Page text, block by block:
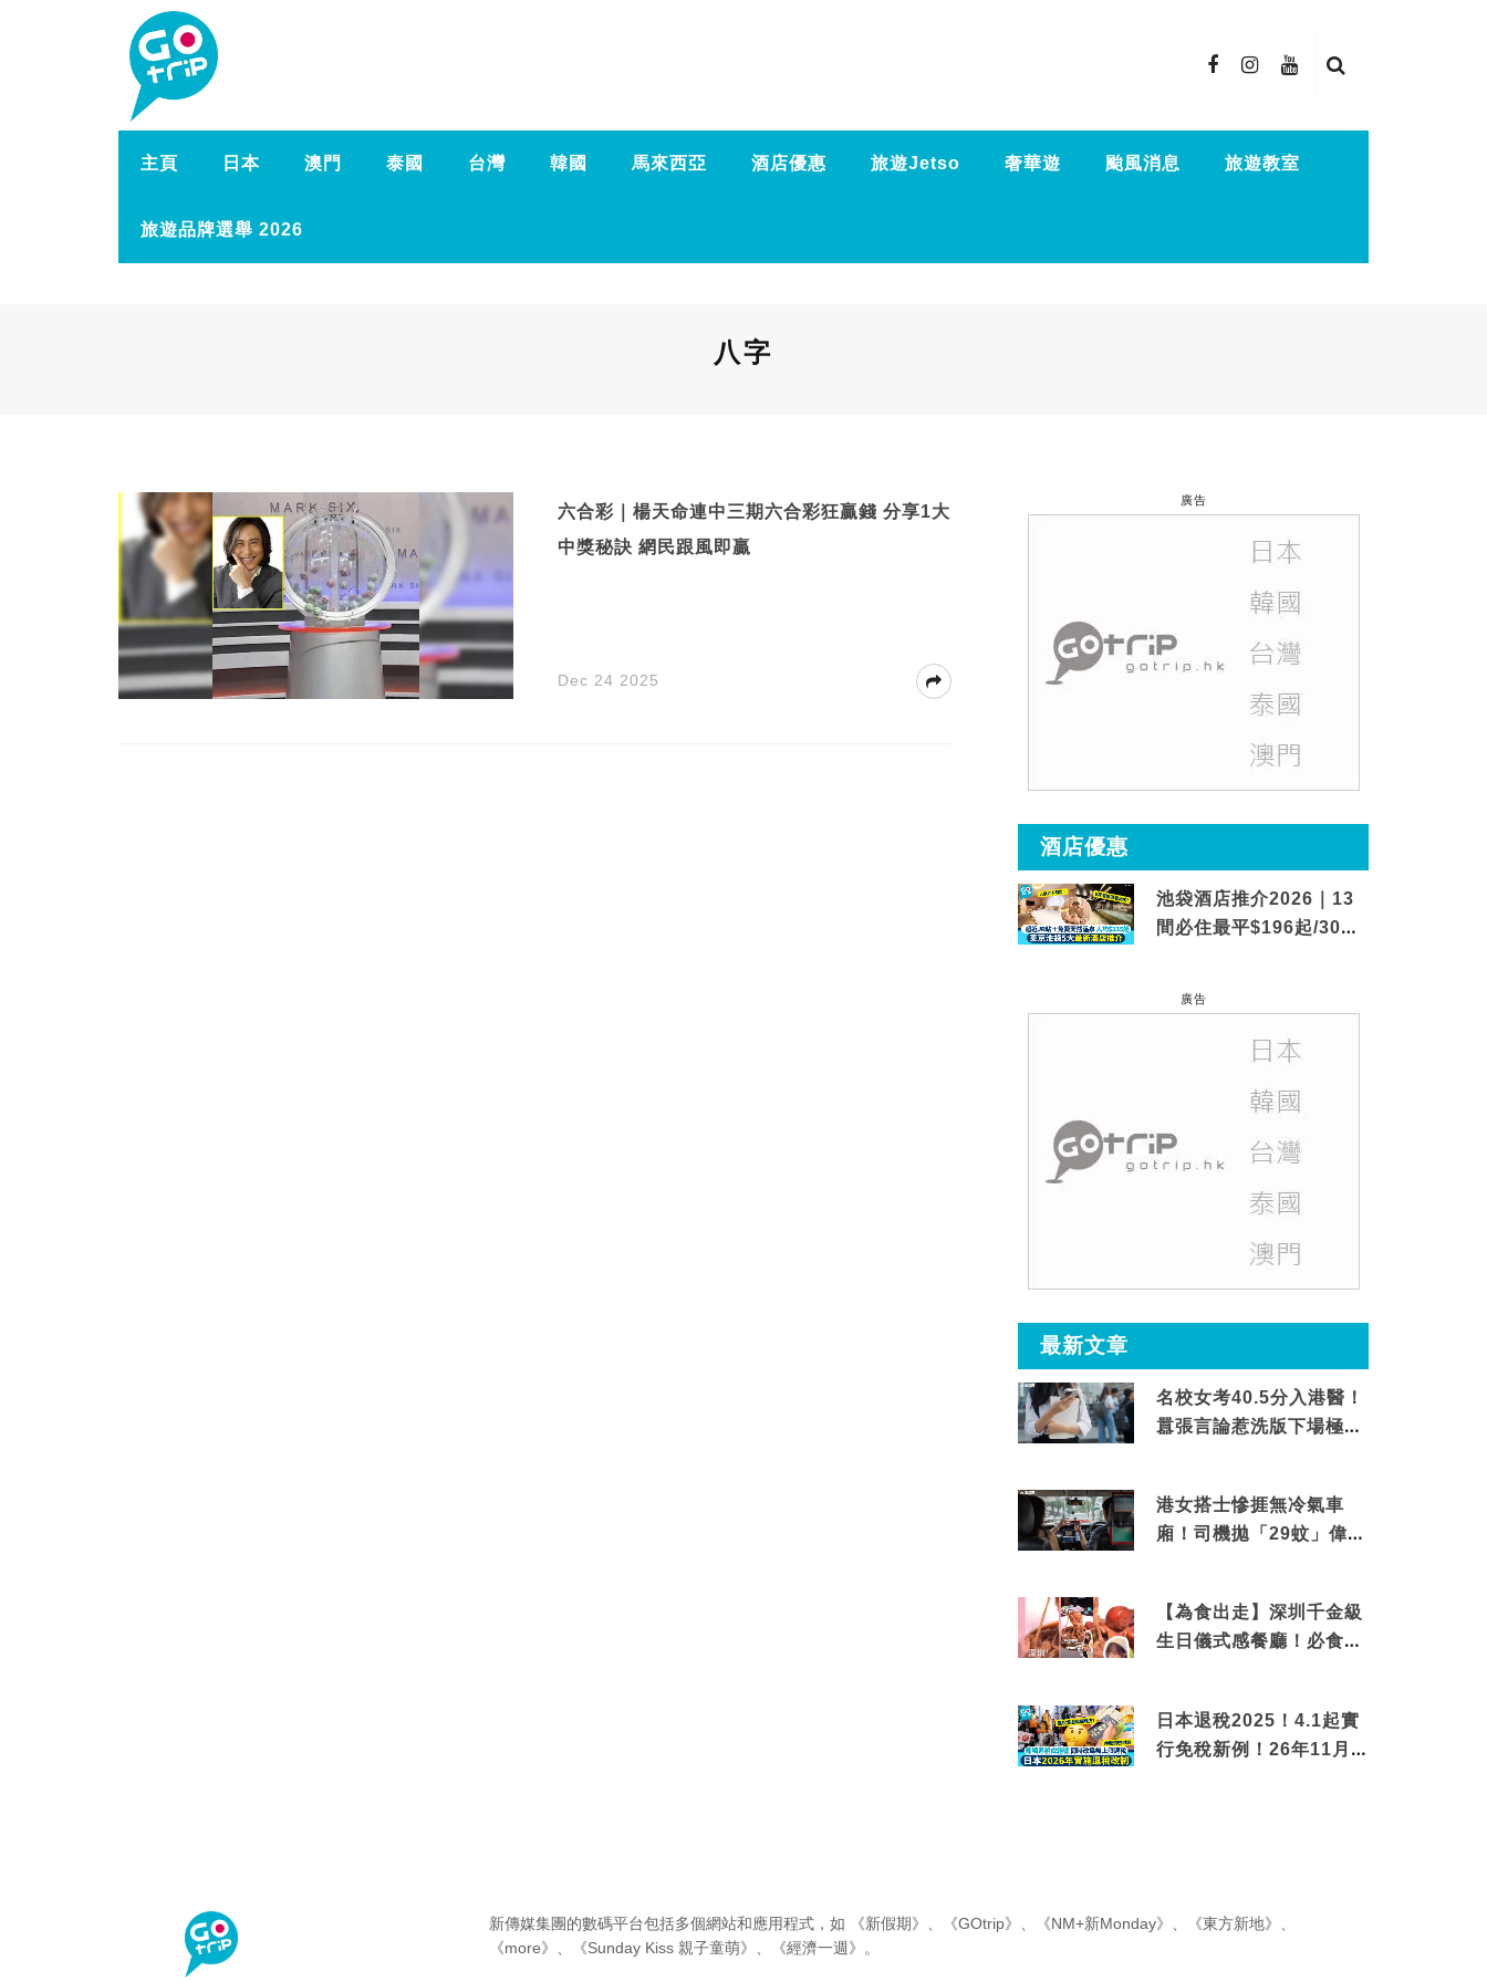
主頁 日本 澳門 泰國 台灣 韓國 馬來西亞 酒店優惠 旅遊Jetso 奢華遊 颱風消息 旅遊教室
旅遊品牌選舉 2026
八字
六合彩｜楊天命連中三期六合彩狂贏錢 分享1大
中獎秘訣 網民跟風即贏
Dec 24 2025
廣告
酒店優惠
池袋酒店推介2026｜13
間必住最平$196起/30秒
廣告
最新文章
名校女考40.5分入港醫！
囂張言論惹洗版下場極震
港女搭士慘捱無冷氣車
廂！司機拋「29蚊」偉論
【為食出走】深圳千金級
生日儀式感餐廳！必食失
日本退稅2025！4.1起實
行免稅新例！26年11月
新傳媒集團的數碼平台包括多個網站和應用程式，如 《新假期》 《GOtrip》 《NM+新Monday》 《東方新地》
《more》
《Sunday Kiss 親子童萌》 《經濟一週》 。